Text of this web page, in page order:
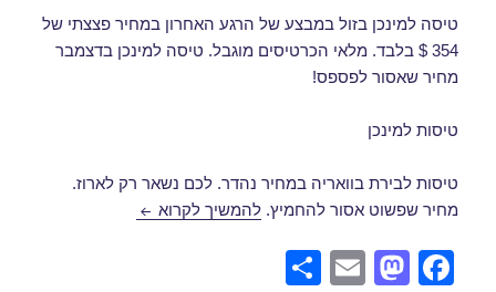
טיסה למינכן בזול במבצע של הרגע האחרון במחיר פצצתי של
354 $ בלבד. מלאי הכרטיסים מוגבל. טיסה למינכן בדצמבר
מחיר שאסור לפספס!
טיסות למינכן
טיסות לבירת בוואריה במחיר נהדר. לכם נשאר רק לארוז.
מחיר שפשוט אסור להחמיץ.להמשיך לקרוא טיסה למינכן בדצמבר
F
M
E